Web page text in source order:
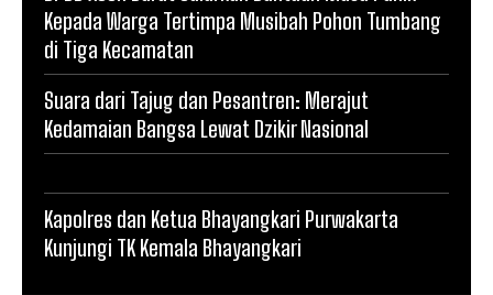
Kepada Warga Tertimpa Musibah Pohon Tumbang
di Tiga Kecamatan
Suara dari Tajug dan Pesantren: Merajut
Kedamaian Bangsa Lewat Dzikir Nasional
Kapolres dan Ketua Bhayangkari Purwakarta
Kunjungi TK Kemala Bhayangkari